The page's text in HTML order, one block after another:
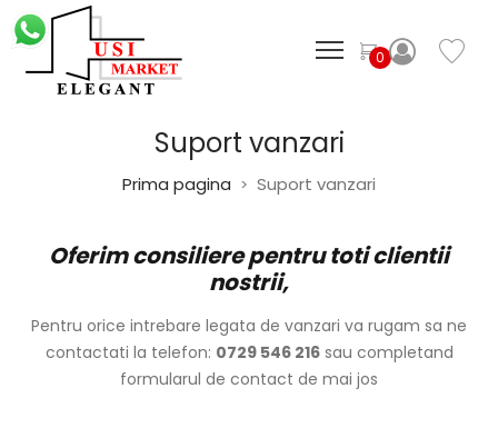
0
Suport vanzari
Prima pagina > Suport vanzari
Oferim consiliere pentru toti clientii
nostrii,
Pentru orice intrebare legata de vanzari va rugam sa ne
contactati la telefon: 0729 546 216sau completand
formularul de contact de mai jos